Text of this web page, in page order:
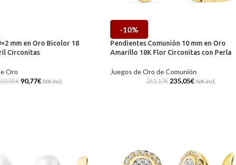
mm en Oro Bicolor 18
Circonitas
Oro
€ 90,77€ IVA incl.
-10%
Pendientes Comunión 10 mm en Oro
Amarillo 18K Flor Circonitas con Perla
Juegos de Oro de Comunión
261,17€ 235,05€ IVA incl.